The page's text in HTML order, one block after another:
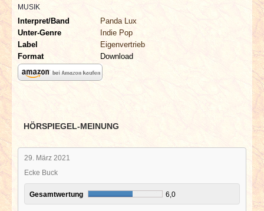
REDAKTION
LINKS
ARCHIV
MUSIK
Interpret/Band
Panda Lux
Unter-Genre
Indie Pop
Label
Eigenvertrieb
Format
Download
HÖRSPIEGEL-MEINUNG
29. März 2021
Ecke Buck
Gesamtwertung 6,0